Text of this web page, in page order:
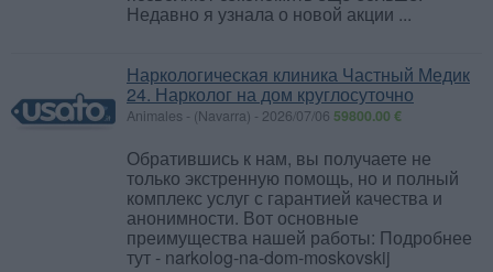
Недавно я узнала о новой акции ...
Наркологическая клиника Частный Медик
24. Нарколог на дом круглосуточно
Animales - (Navarra) - 2026/07/06 59800.00 €
Обратившись к нам, вы получаете не
только экстренную помощь, но и полный
комплекс услуг с гарантией качества и
анонимности. Вот основные
преимущества нашей работы: Подробнее
тут - narkolog-na-dom-moskovskij